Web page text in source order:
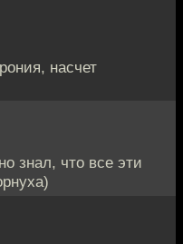
насчет
знал, что все эти